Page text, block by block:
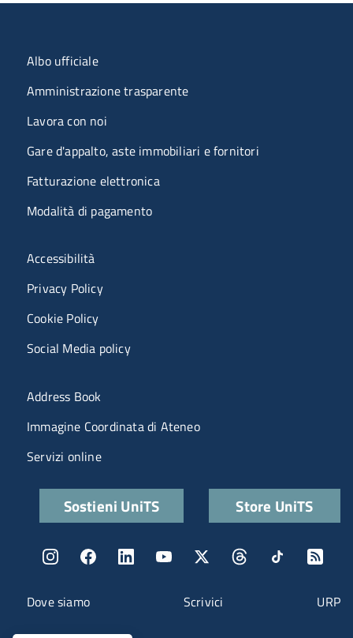
Menu contatti
Dove siamo Scrivici URP
Menu organizzazione
Albo ufficiale
Amministrazione trasparente
Lavora con noi
Gare d'appalto, aste immobiliari e fornitori
Fatturazione elettronica
Modalità di pagamento
Menù riferimenti
Accessibilità
Privacy Policy
Cookie Policy
Social Media policy
Menu portale
Address Book
Immagine Coordinata di Ateneo
Servizi online
Quick linksSostieni UniTS Store UniTS
Menu social